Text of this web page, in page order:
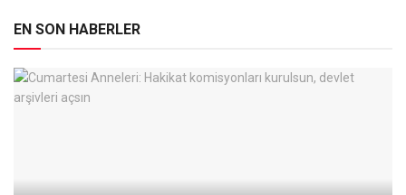
EN SON HABERLER